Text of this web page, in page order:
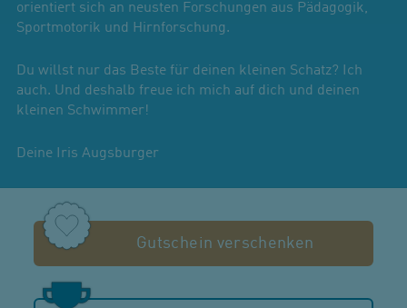
orientiert sich an neusten Forschungen aus Pädagogik,
Sportmotorik und Hirnforschung.
Du willst nur das Beste für deinen kleinen Schatz? Ich
auch. Und deshalb freue ich mich auf dich und deinen
kleinen Schwimmer!
Deine Iris Augsburger
Gutschein verschenken